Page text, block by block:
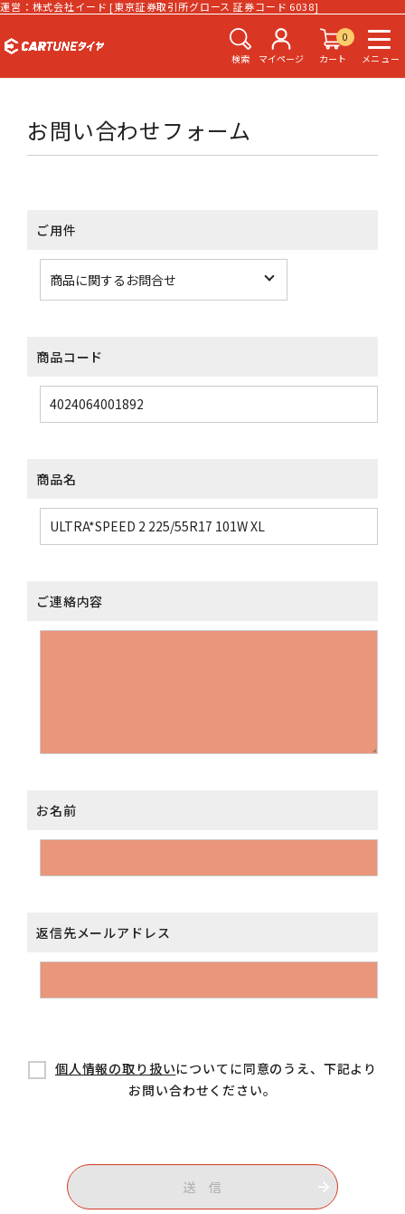
運営：株式会社イード [東京証券取引所グロース 証券コード 6038]
検索 マイページ
0
カート
メニュー
お問い合わせフォーム
ご用件
商品コード
商品名
ご連絡内容
お名前
返信先メールアドレス
個人情報の取り扱いについてに同意のうえ、下記より
お問い合わせください。
送 信